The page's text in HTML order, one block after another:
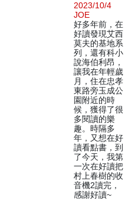
2023/10/4
JOE
好多年前，在
好讀發現艾西
莫夫的基地系
列，還有科小
說海伯利昂，
讓我在年輕歲
月，住在忠孝
東路旁玉成公
園附近的時
候，獲得了很
多閱讀的樂
趣。時隔多
年，又想在好
讀看點書，到
了今天，我第
一次在好讀把
村上春樹的收
音機2讀完，
感謝好讀~